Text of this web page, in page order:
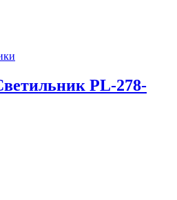
PL-278-